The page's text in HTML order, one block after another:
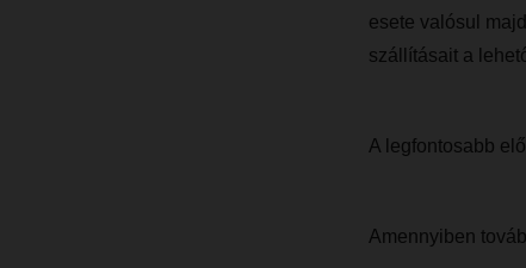
esete valósul
szállításait a
A legfontosabb
Amennyiben